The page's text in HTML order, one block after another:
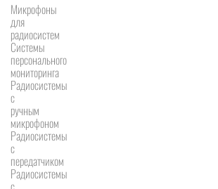
Микрофоны
для
радиосистем
Системы
персонального
мониторинга
Радиосистемы
c
ручным
микрофоном
Радиосистемы
с
передатчиком
Радиосистемы